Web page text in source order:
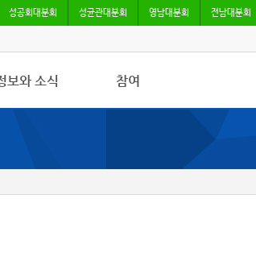
성공회대분회 성균관대분회 영남대분회 전남대분회
보와 소식 참여